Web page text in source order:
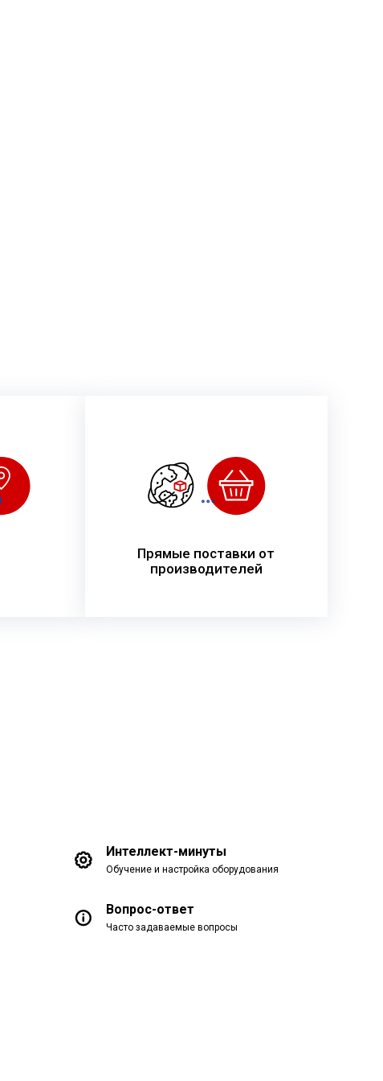
Прямые поставки от
производителей
Интеллект-минуты
Обучение и настройка оборудования
Вопрос-ответ
Часто задаваемые вопросы